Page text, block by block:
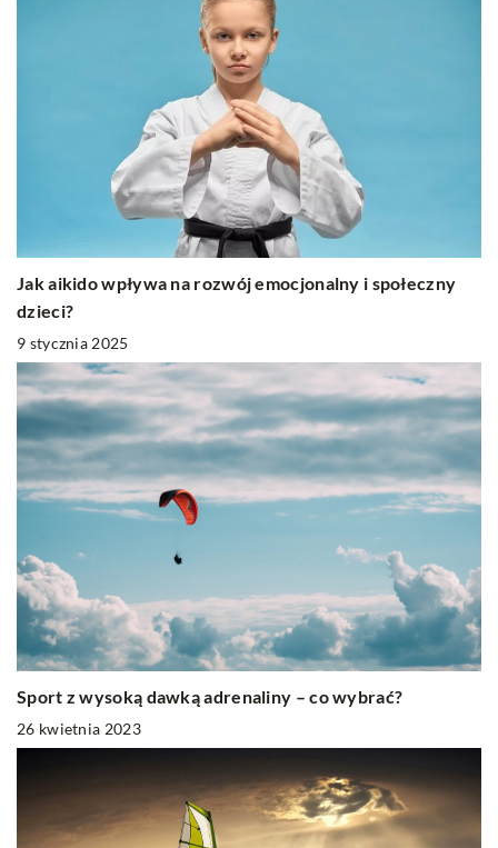
Jak aikido wpływa na rozwój emocjonalny i społeczny
dzieci?
9 stycznia 2025
Sport z wysoką dawką adrenaliny – co wybrać?
26 kwietnia 2023